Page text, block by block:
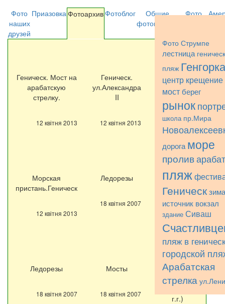
Фото
наших
друзей
ПриазовкаФотоархивФотоблог
Общие
фотографии
Фото
Геническ. Мост на
арабатскую
стрелку.
12 квітня 2013
Геническ.
ул.Александра
II
12 квітня 2013
Геническ.
Ледорезы.
1912 год.
12 квітня 2013
Морская
пристань.Геническ
12 квітня 2013
Ледорезы
18 квітня 2007
Мосты
18 квітня 2007
Ледорезы
18 квітня 2007
Мосты
18 квітня 2007
Памятник
А.С.Пушкину
(1964-1965
г.г.)
Фото Струмпе
лестница
пляж Генгорка
центр крещение
мост берег
рынок
школа пр.Мира
дорога море
пролив
пляж
Геническ зима
источник вокзал
здание Сиваш
пляж в
городской
Арабатская
стрелка